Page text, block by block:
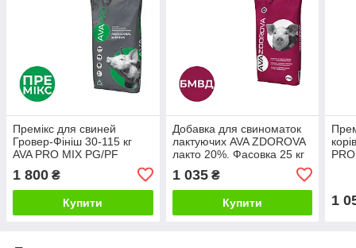
Премікс для свиней
Гровер-Фініш 30-115 кг
AVA PRO MIX PG/PF
1 800 ₴
Купити
Добавка для свиноматок
лактуючих AVA ZDOROVA
лакто 20%. Фасовка 25 кг
1 035₴
Купити 1